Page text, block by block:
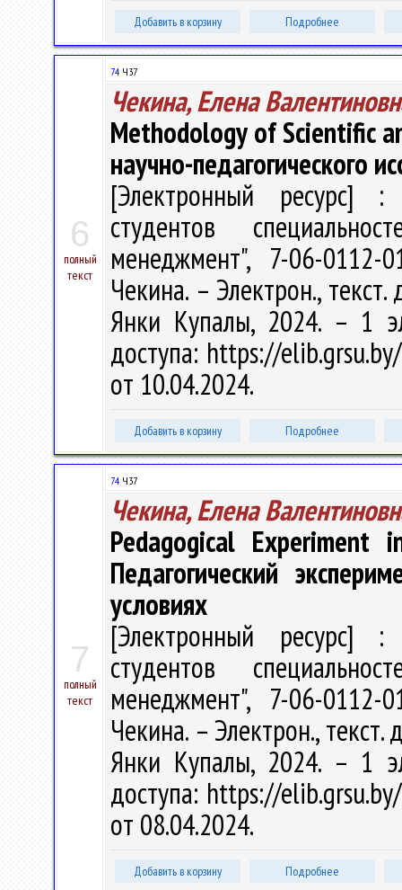
Добавить в корзину Подробнее
6
полный
текст
74 Ч37
Чекина, Елена
Methodology of Scientific
научно-педагогического
[Электронный ресурс] :
студентов
менеджмент", 7-06-
Чекина. – Электрон.,
Янки Купалы, 2024. – 1
доступа: https://
от 10.04.2024.
Добавить в корзину Подробнее
7
полный
текст
74 Ч37
Чекина, Елена
Pedagogical Experiment
Педагогический
условиях
[Электронный ресурс] :
студентов
менеджмент", 7-06-
Чекина. – Электрон.,
Янки Купалы, 2024. – 1
доступа: https://
от 08.04.2024.
Добавить в корзину Подробнее